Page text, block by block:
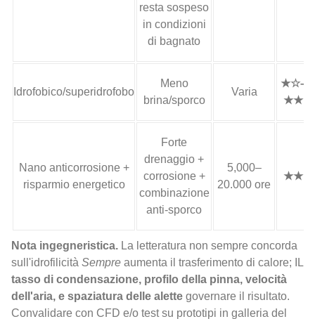
resta sospeso
in condizioni
di bagnato
Idrofobico/superidrofobo
Meno
brina/sporco
Varia
★☆–
★★
Nano anticorrosione +
risparmio energetico
Forte
drenaggio +
corrosione +
combinazione
anti-sporco
5,000–
20.000 ore
★★
Nota ingegneristica. La letteratura non sempre concorda
sull'idrofilicità Sempre aumenta il trasferimento di calore; IL
tasso di condensazione, profilo della pinna, velocità
dell'aria, e spaziatura delle alette governare il risultato.
Convalidare con CFD e/o test su prototipi in galleria del